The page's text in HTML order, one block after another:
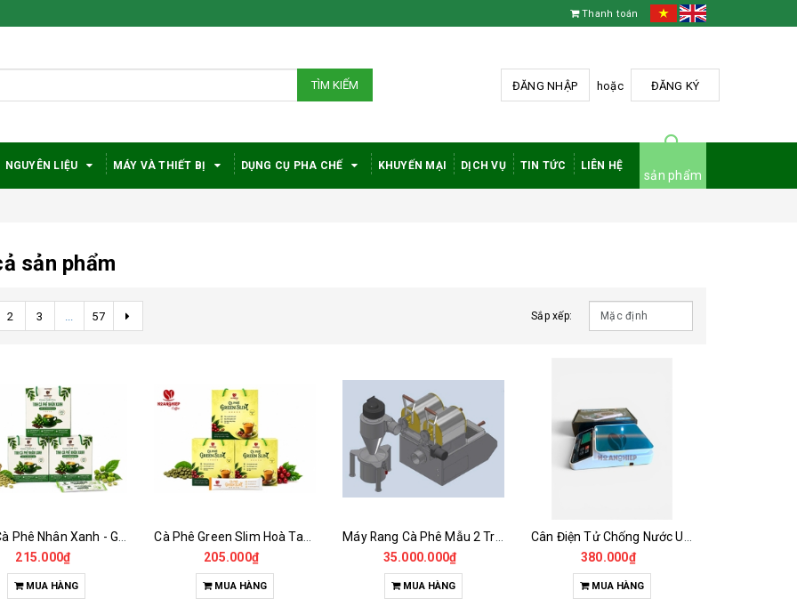
Thanh toán
TÌM KIẾM ĐĂNG NHẬP hoặc ĐĂNG KÝ
NGUYÊN LIỆU MÁY VÀ THIẾT BỊ DỤNG CỤ PHA CHẾ KHUYẾN MẠI DỊCH VỤ TIN TỨC LIÊN HỆ
sản phẩm
sản phẩm
2 3 ... 57 Sắp xếp:
215.000₫
MUA HÀNG
205.000₫
MUA HÀNG
35.000.000₫
MUA HÀNG
380.000₫
MUA HÀNG